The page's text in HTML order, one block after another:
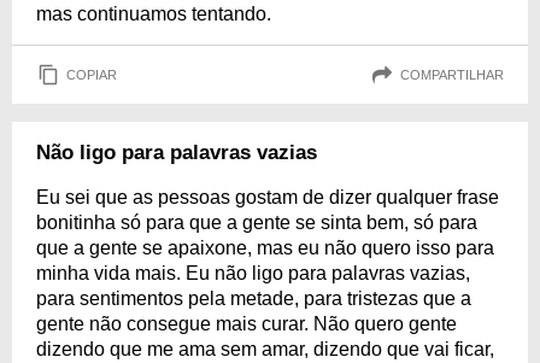
mas continuamos tentando.
COPIAR COMPARTILHAR
Não ligo para palavras vazias
Eu sei que as pessoas gostam de dizer qualquer frase
bonitinha só para que a gente se sinta bem, só para
que a gente se apaixone, mas eu não quero isso para
minha vida mais. Eu não ligo para palavras vazias,
para sentimentos pela metade, para tristezas que a
gente não consegue mais curar. Não quero gente
dizendo que me ama sem amar, dizendo que vai ficar,